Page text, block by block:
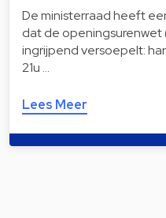
De ministerraad heeft
dat de
ingrijpend versoepelt:
21u …
Lees Meer